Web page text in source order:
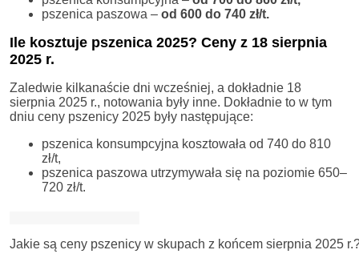
pszenica paszowa – od 600 do 740 zł/t.
Ile kosztuje pszenica 2025? Ceny z 18 sierpnia
2025 r.
Zaledwie kilkanaście dni wcześniej, a dokładnie 18
sierpnia 2025 r., notowania były inne. Dokładnie to w tym
dniu ceny pszenicy 2025 były następujące:
pszenica konsumpcyjna kosztowała od 740 do 810
zł/t,
pszenica paszowa utrzymywała się na poziomie 650–
720 zł/t.
Jakie są ceny pszenicy w skupach z końcem sierpnia 2025